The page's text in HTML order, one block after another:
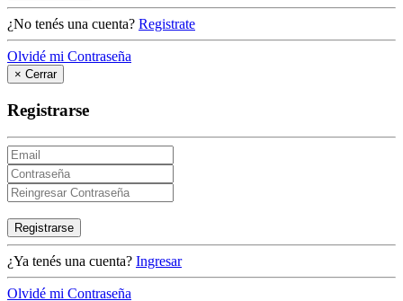
¿No tenés una cuenta? Registrate
Olvidé mi Contraseña
× Cerrar
Registrarse
Registrarse
¿Ya tenés una cuenta? Ingresar
Olvidé mi Contraseña